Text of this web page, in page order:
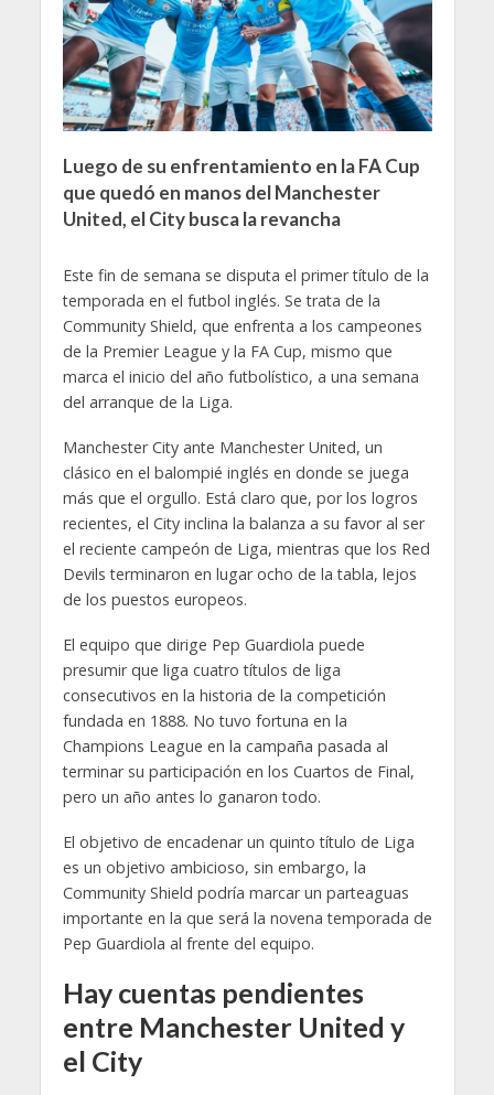
Luego de su enfrentamiento en la FA Cup
que quedó en manos del Manchester
United, el City busca la revancha
Este fin de semana se disputa el primer título de la
temporada en el futbol inglés. Se trata de la
Community Shield, que enfrenta a los campeones
de la Premier League y la FA Cup, mismo que
marca el inicio del año futbolístico, a una semana
del arranque de la Liga.
Manchester City ante Manchester United, un
clásico en el balompié inglés en donde se juega
más que el orgullo. Está claro que, por los logros
recientes, el City inclina la balanza a su favor al ser
el reciente campeón de Liga, mientras que los Red
Devils terminaron en lugar ocho de la tabla, lejos
de los puestos europeos.
El equipo que dirige Pep Guardiola puede
presumir que liga cuatro títulos de liga
consecutivos en la historia de la competición
fundada en 1888. No tuvo fortuna en la
Champions League en la campaña pasada al
terminar su participación en los Cuartos de Final,
pero un año antes lo ganaron todo.
El objetivo de encadenar un quinto título de Liga
es un objetivo ambicioso, sin embargo, la
Community Shield podría marcar un parteaguas
importante en la que será la novena temporada de
Pep Guardiola al frente del equipo.
Hay cuentas pendientes
entre Manchester United y
el City